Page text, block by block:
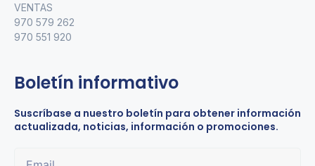
VENTAS
970 579 262
970 551 920
Boletín informativo
Suscríbase a nuestro boletín para obtener información
actualizada, noticias, información o promociones.